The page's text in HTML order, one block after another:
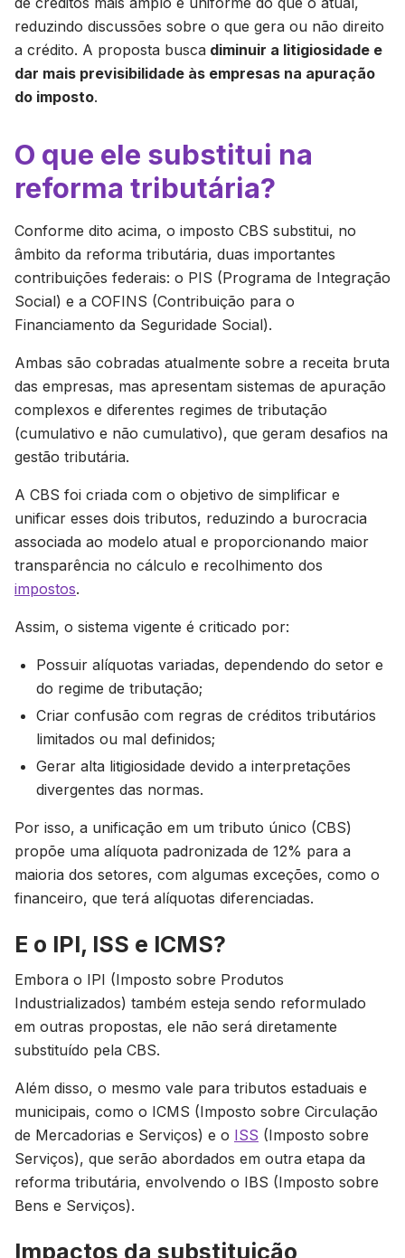
reduzindo discussões sobre o que gera ou não direito
a crédito. A proposta busca diminuir a litigiosidade e
dar mais previsibilidade às empresas na apuração
do imposto.
O que ele substitui na
reforma tributária?
Conforme dito acima, o imposto CBS substitui, no
âmbito da reforma tributária, duas importantes
contribuições federais: o PIS (Programa de Integração
Social) e a COFINS (Contribuição para o
Financiamento da Seguridade Social).
Ambas são cobradas atualmente sobre a receita bruta
das empresas, mas apresentam sistemas de apuração
complexos e diferentes regimes de tributação
(cumulativo e não cumulativo), que geram desafios na
gestão tributária.
A CBS foi criada com o objetivo de simplificar e
unificar esses dois tributos, reduzindo a burocracia
associada ao modelo atual e proporcionando maior
transparência no cálculo e recolhimento dos
impostos.
Assim, o sistema vigente é criticado por:
Possuir alíquotas variadas, dependendo do setor e
do regime de tributação;
Criar confusão com regras de créditos tributários
limitados ou mal definidos;
Gerar alta litigiosidade devido a interpretações
divergentes das normas.
Por isso, a unificação em um tributo único (CBS)
propõe uma alíquota padronizada de 12% para a
maioria dos setores, com algumas exceções, como o
financeiro, que terá alíquotas diferenciadas.
E o IPI, ISS e ICMS?
Embora o IPI (Imposto sobre Produtos
Industrializados) também esteja sendo reformulado
em outras propostas, ele não será diretamente
substituído pela CBS.
Além disso, o mesmo vale para tributos estaduais e
municipais, como o ICMS (Imposto sobre Circulação
de Mercadorias e Serviços) e o ISS (Imposto sobre
Serviços), que serão abordados em outra etapa da
reforma tributária, envolvendo o IBS (Imposto sobre
Bens e Serviços).
Impactos da substituição